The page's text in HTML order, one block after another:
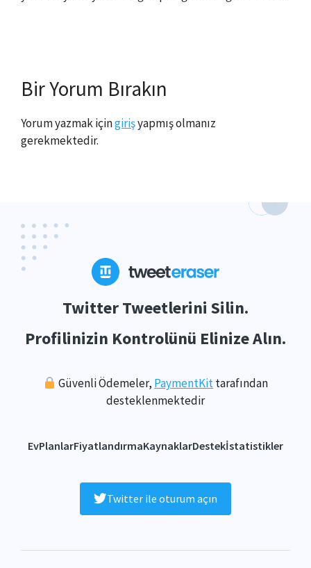
Bir Yorum Bırakın
Yorum yazmak içingirişyapmış olmanız
gerekmektedir.
Twitter Tweetlerini Silin.
Profilinizin Kontrolünü Elinize Alın.
Güvenli Ödemeler, PaymentKittarafından
desteklenmektedir
EvPlanlarFiyatlandırmaKaynaklarDestekİstatistikler
Twitter ile oturum açın